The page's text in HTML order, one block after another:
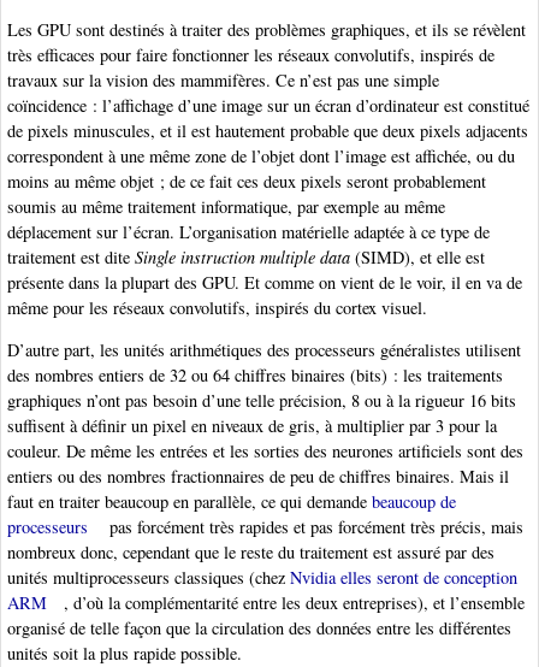
Les GPU sont destinés à traiter des problèmes graphiques, et ils se révèlent
très efficaces pour faire fonctionner les réseaux convolutifs, inspirés de
travaux sur la vision des mammifères. Ce n’est pas une simple
coïncidence : l’affichage d’une image sur un écran d’ordinateur est constitué
de pixels minuscules, et il est hautement probable que deux pixels adjacents
correspondent à une même zone de l’objet dont l’image est affichée, ou du
moins au même objet ; de ce fait ces deux pixels seront probablement
soumis au même traitement informatique, par exemple au même
déplacement sur l’écran. L’organisation matérielle adaptée à ce type de
traitement est dite Single instruction multiple data (SIMD), et elle est
présente dans la plupart des GPU. Et comme on vient de le voir, il en va de
même pour les réseaux convolutifs, inspirés du cortex visuel.
D’autre part, les unités arithmétiques des processeurs généralistes utilisent
des nombres entiers de 32 ou 64 chiffres binaires (bits) : les traitements
graphiques n’ont pas besoin d’une telle précision, 8 ou à la rigueur 16 bits
suffisent à définir un pixel en niveaux de gris, à multiplier par 3 pour la
couleur. De même les entrées et les sorties des neurones artificiels sont des
entiers ou des nombres fractionnaires de peu de chiffres binaires. Mais il
faut en traiter beaucoup en parallèle, ce qui demande beaucoup de
processeurs
pas forcément très rapides et pas forcément très précis, mais
nombreux donc, cependant que le reste du traitement est assuré par des
unités multiprocesseurs classiques (chez Nvidia elles seront de conception
ARM
, d’où la complémentarité entre les deux entreprises), et l’ensemble
organisé de telle façon que la circulation des données entre les différentes
unités soit la plus rapide possible.